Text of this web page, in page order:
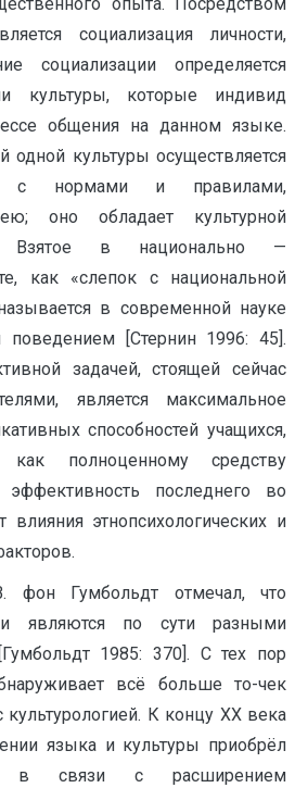
социализация личности,
социализации определяется
культуры, которые индивид
общения на данном языке.
одной культуры осуществляется
с нормами и правилами,
оно обладает культурной
Взятое в национально —
как «слепок с национальной
в современной науке
поведением [Стернин 1996: 45].
задачей, стоящей сейчас
является максимальное
способностей учащихся,
полноценному средству
последнего во
влияния этнопсихологических и
Гумбольдт отмечал, что
являются по сути разными
1985: 370]. С тех пор
всё больше то-чек
культурологией. К концу XX века
языка и культуры приобрёл
в связи с расширением